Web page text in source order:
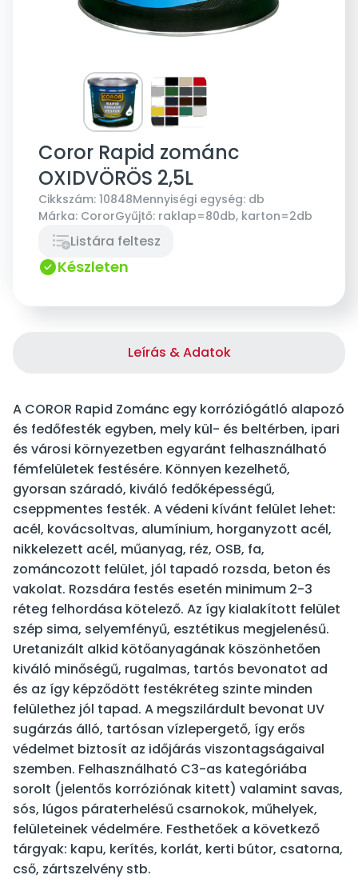
Coror Rapid zománc
OXIDVÖRÖS 2,5L
Cikkszám: 10848Mennyiségi egység: db
Márka: CororGyűjtő: raklap=80db, karton=2db
Listára feltesz
Készleten
Leírás & Adatok
A COROR Rapid Zománc egy korróziógátló alapozó
és fedőfesték egyben, mely kül- és beltérben, ipari
és városi környezetben egyaránt felhasználható
fémfelületek festésére. Könnyen kezelhető,
gyorsan száradó, kiváló fedőképességű,
cseppmentes festék. A védeni kívánt felület lehet:
acél, kovácsoltvas, alumínium, horganyzott acél,
nikkelezett acél, műanyag, réz, OSB, fa,
zománcozott felület, jól tapadó rozsda, beton és
vakolat. Rozsdára festés esetén minimum 2-3
réteg felhordása kötelező. Az így kialakított felület
szép sima, selyemfényű, esztétikus megjelenésű.
Uretanizált alkid kötőanyagának köszönhetően
kiváló minőségű, rugalmas, tartós bevonatot ad
és az így képződött festékréteg szinte minden
felülethez jól tapad. A megszilárdult bevonat UV
sugárzás álló, tartósan vízlepergető, így erős
védelmet biztosít az időjárás viszontagságaival
szemben. Felhasználható C3-as kategóriába
sorolt (jelentős korróziónak kitett) valamint savas,
sós, lúgos páraterhelésű csarnokok, műhelyek,
felületeinek védelmére. Festhetőek a következő
tárgyak: kapu, kerítés, korlát, kerti bútor, csatorna,
cső, zártszelvény stb.